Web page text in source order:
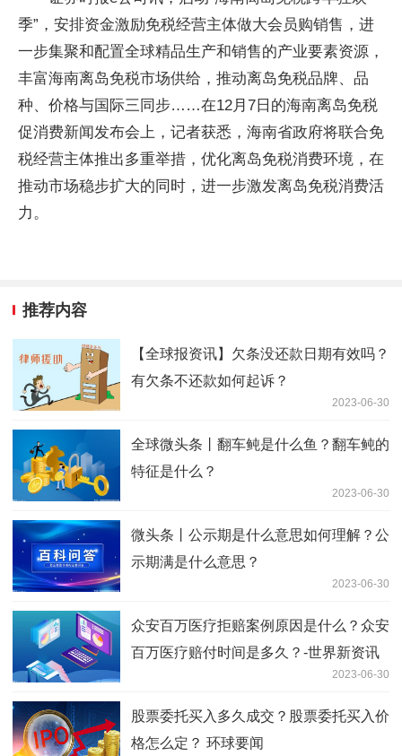
季”，安排资金激励免税经营主体做大会员购销售，进
一步集聚和配置全球精品生产和销售的产业要素资源，
丰富海南离岛免税市场供给，推动离岛免税品牌、品
种、价格与国际三同步……在12月7日的海南离岛免税
促消费新闻发布会上，记者获悉，海南省政府将联合免
税经营主体推出多重举措，优化离岛免税消费环境，在
推动市场稳步扩大的同时，进一步激发离岛免税消费活
力。
推荐内容
【全球报资讯】欠条没还款日期有效吗？
有欠条不还款如何起诉？
2023-06-30
全球微头条丨翻车鲀是什么鱼？翻车鲀的
特征是什么？
2023-06-30
微头条丨公示期是什么意思如何理解？公
示期满是什么意思？
2023-06-30
众安百万医疗拒赔案例原因是什么？众安
百万医疗赔付时间是多久？-世界新资讯
2023-06-30
股票委托买入多久成交？股票委托买入价
格怎么定？ 环球要闻